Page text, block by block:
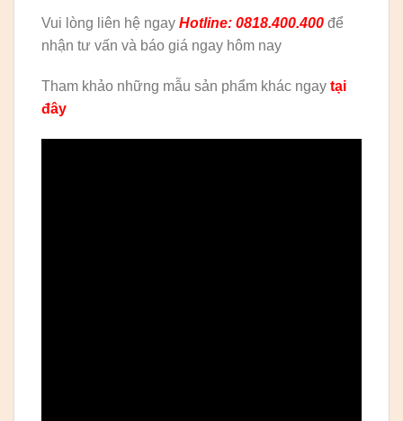
Vui lòng liên hệ ngay Hotline: 0818.400.400 để
nhận tư vấn và báo giá ngay hôm nay
Tham khảo những mẫu sản phẩm khác ngay tại
đây